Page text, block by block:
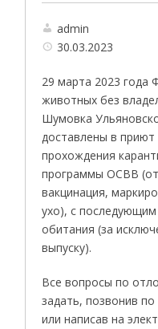
admin
30.03.2023
29 марта 2023 года
животных без
Шумовка
доставлены в приют
прохождения
программы ОСВВ
вакцинация,
ухо), с
обитания (за
выпуску).
Все вопросы по
задать, позвонив
или написав на